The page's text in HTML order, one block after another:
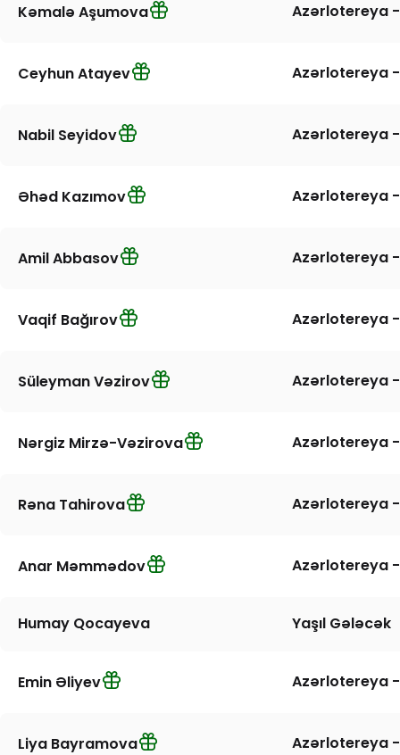
Kəmalə Aşumova Azərlotereya -
Ceyhun Atayev Azərlotereya -
Nabil Seyidov Azərlotereya -
Əhəd Kazımov Azərlotereya -
Amil Abbasov Azərlotereya -
Vaqif Bağırov Azərlotereya -
Süleyman Vəzirov Azərlotereya -
Nərgiz Mirzə-Vəzirova Azərlotereya -
Rəna Tahirova Azərlotereya -
Anar Məmmədov Azərlotereya -
Humay Qocayeva Yaşıl Gələcək
Emin Əliyev Azərlotereya -
Liya Bayramova Azərlotereya -